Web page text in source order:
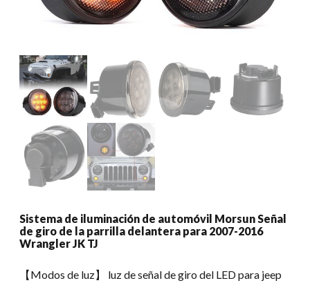
Sistema de iluminación de automóvil Morsun Señal
de giro de la parrilla delantera para 2007-2016
Wrangler JK TJ
【Modos de luz】 luz de señal de giro del LED para jeep